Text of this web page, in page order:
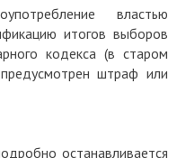
властью
итогов выборов
кодекса (в старом
штраф или
останавливается